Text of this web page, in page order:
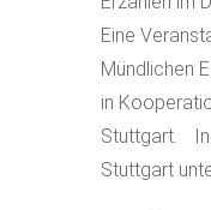
Eine
Mündlichen
in
Stuttgart.
Stuttgart